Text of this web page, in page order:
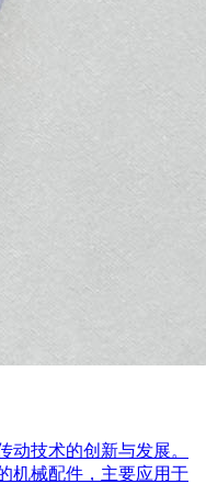
动技术的创新与发展。
机械配件，主要应用于